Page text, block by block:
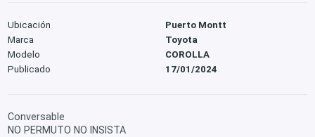
Ubicación
Puerto Montt
Marca
Toyota
Modelo
COROLLA
Publicado
17/01/2024
Conversable
NO PERMUTO NO INSISTA